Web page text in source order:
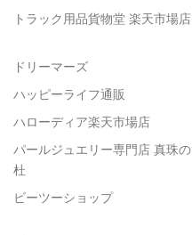
トラック用品貨物堂 楽天市場店
ドリーマーズ
ハッピーライフ通販
ハローディア楽天市場店
パールジュエリー専門店 真珠の
杜
ビーツーショップ